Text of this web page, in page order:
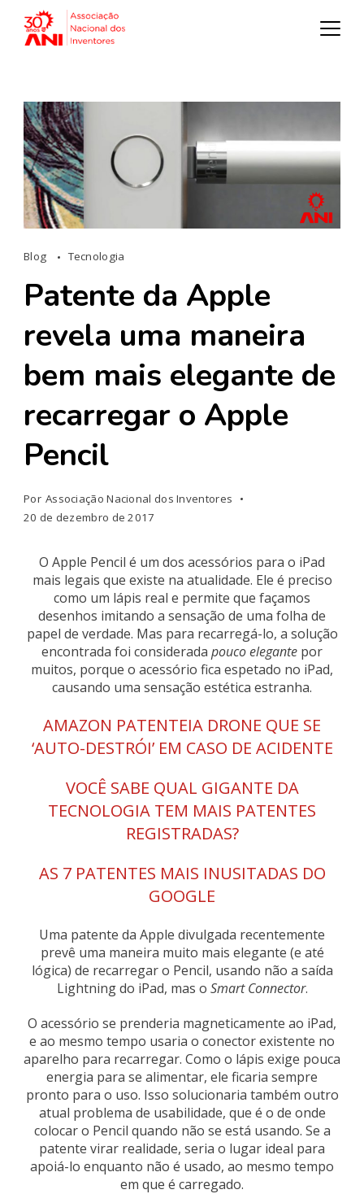
Blog Tecnologia
Patente da Apple
revela uma maneira
bem mais elegante de
recarregar o Apple
Pencil
Por Associação Nacional dos Inventores
20 de dezembro de 2017
O Apple Pencil é um dos acessórios para o iPad
mais legais que existe na atualidade. Ele é preciso
como um lápis real e permite que façamos
desenhos imitando a sensação de uma folha de
papel de verdade. Mas para recarregá-lo, a solução
encontrada foi considerada pouco elegante por
muitos, porque o acessório fica espetado no iPad,
causando uma sensação estética estranha.
AMAZON PATENTEIA DRONE QUE SE
‘AUTO-DESTRÓI’ EM CASO DE ACIDENTE
VOCÊ SABE QUAL GIGANTE DA
TECNOLOGIA TEM MAIS PATENTES
REGISTRADAS?
AS 7 PATENTES MAIS INUSITADAS DO
GOOGLE
Uma patente da Apple divulgada recentemente
prevê uma maneira muito mais elegante (e até
lógica) de recarregar o Pencil, usando não a saída
Lightning do iPad, mas o Smart Connector.
O acessório se prenderia magneticamente ao iPad,
e ao mesmo tempo usaria o conector existente no
aparelho para recarregar. Como o lápis exige pouca
energia para se alimentar, ele ficaria sempre
pronto para o uso. Isso solucionaria também outro
atual problema de usabilidade, que é o de onde
colocar o Pencil quando não se está usando. Se a
patente virar realidade, seria o lugar ideal para
apoiá-lo enquanto não é usado, ao mesmo tempo
em que é carregado.